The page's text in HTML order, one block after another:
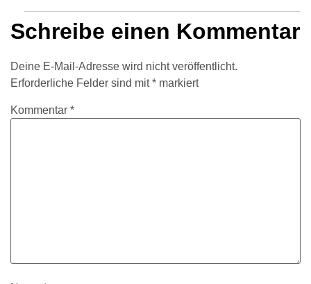
Schreibe einen Kommentar
Deine E-Mail-Adresse wird nicht veröffentlicht.
Erforderliche Felder sind mit* markiert
Kommentar *